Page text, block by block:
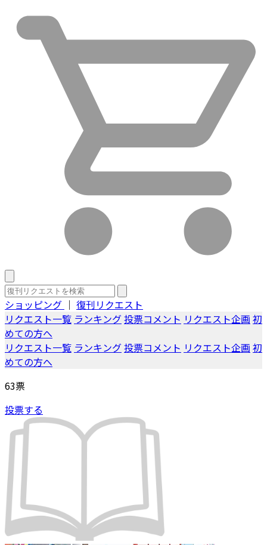
ショッピング ｜ 復刊リクエスト
リクエスト一覧 ランキング投票コメント リクエスト企画 初
めての方へ
リクエスト一覧 ランキング投票コメント リクエスト企画 初
めての方へ
63票
投票する